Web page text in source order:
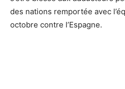
des nations remportée avec
octobre contre l’Espagne.